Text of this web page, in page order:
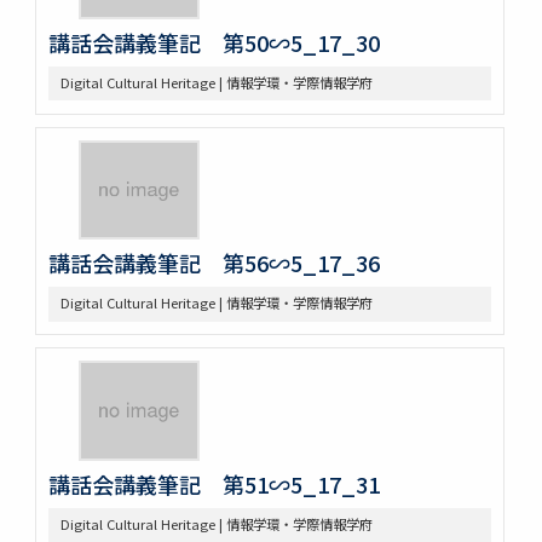
講話会講義筆記 第50∽5_17_30
Digital Cultural Heritage | 情報学環・学際情報学府
講話会講義筆記 第56∽5_17_36
Digital Cultural Heritage | 情報学環・学際情報学府
講話会講義筆記 第51∽5_17_31
Digital Cultural Heritage | 情報学環・学際情報学府